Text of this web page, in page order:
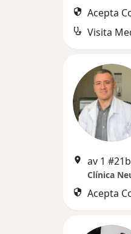
Acepta
Visita
av 1
Clínica
Acepta